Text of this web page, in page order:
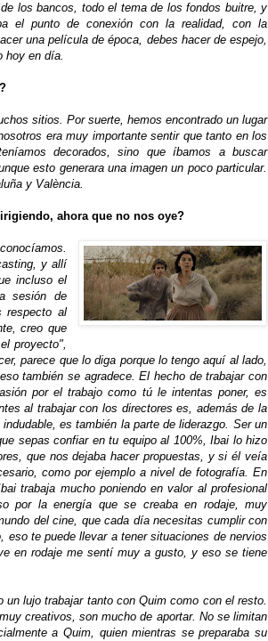
los bancos, todo el tema de los fondos buitre, y
el punto de conexión con la realidad, con la
una película de época, debes hacer de espejo,
hoy en día.
sitios. Por suerte, hemos encontrado un lugar
era muy importante sentir que tanto en los
decorados, sino que íbamos a buscar
esto generara una imagen un poco particular.
y València.
ahora que no nos oye?
y allí
incluso el
sesión de
respecto al
creo que
proyecto",
parece que lo diga porque lo tengo aquí al lado,
también se agradece. El hecho de trabajar con
por el trabajo como tú le intentas poner, es
al trabajar con los directores es, además de la
es también la parte de liderazgo. Ser un
sepas confiar en tu equipo al 100%, Ibai lo hizo
que nos dejaba hacer propuestas, y si él veía
como por ejemplo a nivel de fotografía. En
trabaja mucho poniendo en valor al profesional
por la energía que se creaba en rodaje, muy
del cine, que cada día necesitas cumplir con
eso te puede llevar a tener situaciones de nervios
en rodaje me sentí muy a gusto, y eso se tiene
un lujo trabajar tanto con Quim como con el resto.
creativos, son mucho de aportar. No se limitan
a Quim, quien mientras se preparaba su